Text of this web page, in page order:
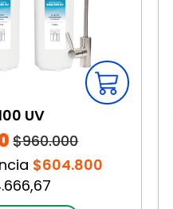
UV
$960.000
$604.800